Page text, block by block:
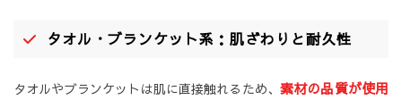
タオル・ブランケット系：肌ざわりと耐久性
タオルやブランケットは肌に直接触れるため、 素材の品質が使用